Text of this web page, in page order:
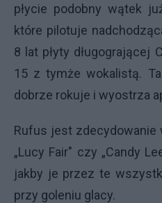
płycie podobny wątek
które pilotuje
8 lat płyty długogrającej
15 z tymże wokalistą.
dobrze rokuje i wyostrza
Rufus jest zdecydowanie
„Lucy Fair" czy „Candy
jakby je przez te
przy goleniu glacy.